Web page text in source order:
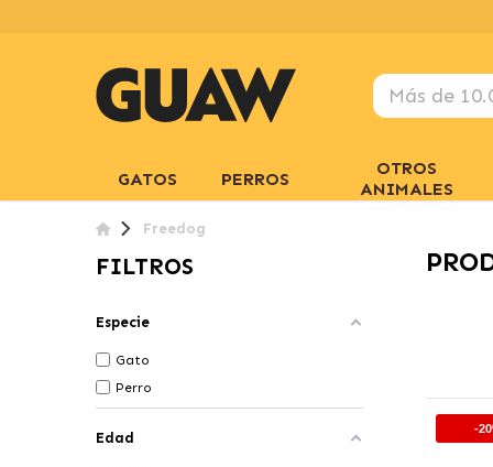
GATOS PERROS
OTROS
ANIMALES
Freedog
FILTROS
Especie
Gato
Perro
Edad
-